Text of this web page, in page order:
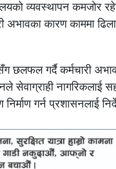
व्यवस्थापन कमजोर
अभावका कारण काममा
छलफल गर्दै कर्मचारी
नागरिकलाई
गर्न प्रशासनलाई